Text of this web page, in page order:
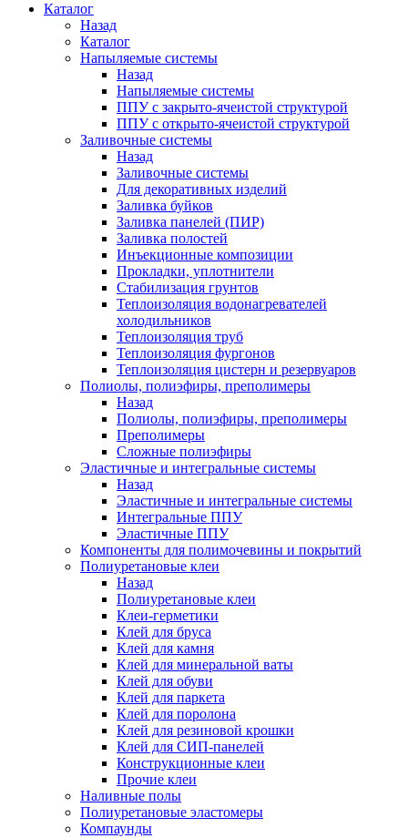
Каталог
Назад
Каталог
Напыляемые системы
Назад
Напыляемые системы
ППУ с закрыто-ячеистой структурой
ППУ с открыто-ячеистой структурой
Заливочные системы
Назад
Заливочные системы
Для декоративных изделий
Заливка буйков
Заливка панелей (ПИР)
Заливка полостей
Инъекционные композиции
Прокладки, уплотнители
Стабилизация грунтов
Теплоизоляция водонагревателей
холодильников
Теплоизоляция труб
Теплоизоляция фургонов
Теплоизоляция цистерн и резервуаров
Полиолы, полиэфиры, преполимеры
Назад
Полиолы, полиэфиры, преполимеры
Преполимеры
Сложные полиэфиры
Эластичные и интегральные системы
Назад
Эластичные и интегральные системы
Интегральные ППУ
Эластичные ППУ
Компоненты для полимочевины и покрытий
Полиуретановые клеи
Назад
Полиуретановые клеи
Клеи-герметики
Клей для бруса
Клей для камня
Клей для минеральной ваты
Клей для обуви
Клей для паркета
Клей для поролона
Клей для резиновой крошки
Клей для СИП-панелей
Конструкционные клеи
Прочие клеи
Наливные полы
Полиуретановые эластомеры
Компаунды